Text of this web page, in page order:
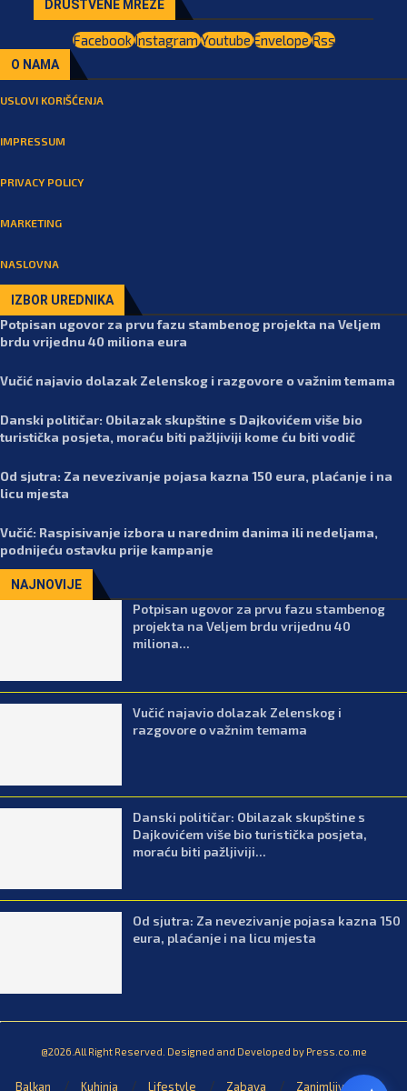
DRUŠTVENE MREŽE
FacebookInstagramYoutubeEnvelopeRss
O NAMA
USLOVI KORIŠĆENJA
IMPRESSUM
PRIVACY POLICY
MARKETING
NASLOVNA
IZBOR UREDNIKA
Potpisan ugovor za prvu fazu stambenog projekta na Veljem
brdu vrijednu 40 miliona eura
Vučić najavio dolazak Zelenskog i razgovore o važnim temama
Danski političar: Obilazak skupštine s Dajkovićem više bio
turistička posjeta, moraću biti pažljiviji kome ću biti vodič
Od sjutra: Za nevezivanje pojasa kazna 150 eura, plaćanje i na
licu mjesta
Vučić: Raspisivanje izbora u narednim danima ili nedeljama,
podnijeću ostavku prije kampanje
NAJNOVIJE
Potpisan ugovor za prvu fazu stambenog
projekta na Veljem brdu vrijednu 40
miliona...
Vučić najavio dolazak Zelenskog i
razgovore o važnim temama
Danski političar: Obilazak skupštine s
Dajkovićem više bio turistička posjeta,
moraću biti pažljiviji...
Od sjutra: Za nevezivanje pojasa kazna 150
eura, plaćanje i na licu mjesta
@2026.All Right Reserved. Designed and Developed by Press.co.me
Balkan Kuhinja Lifestyle Zabava Zanimljivosti